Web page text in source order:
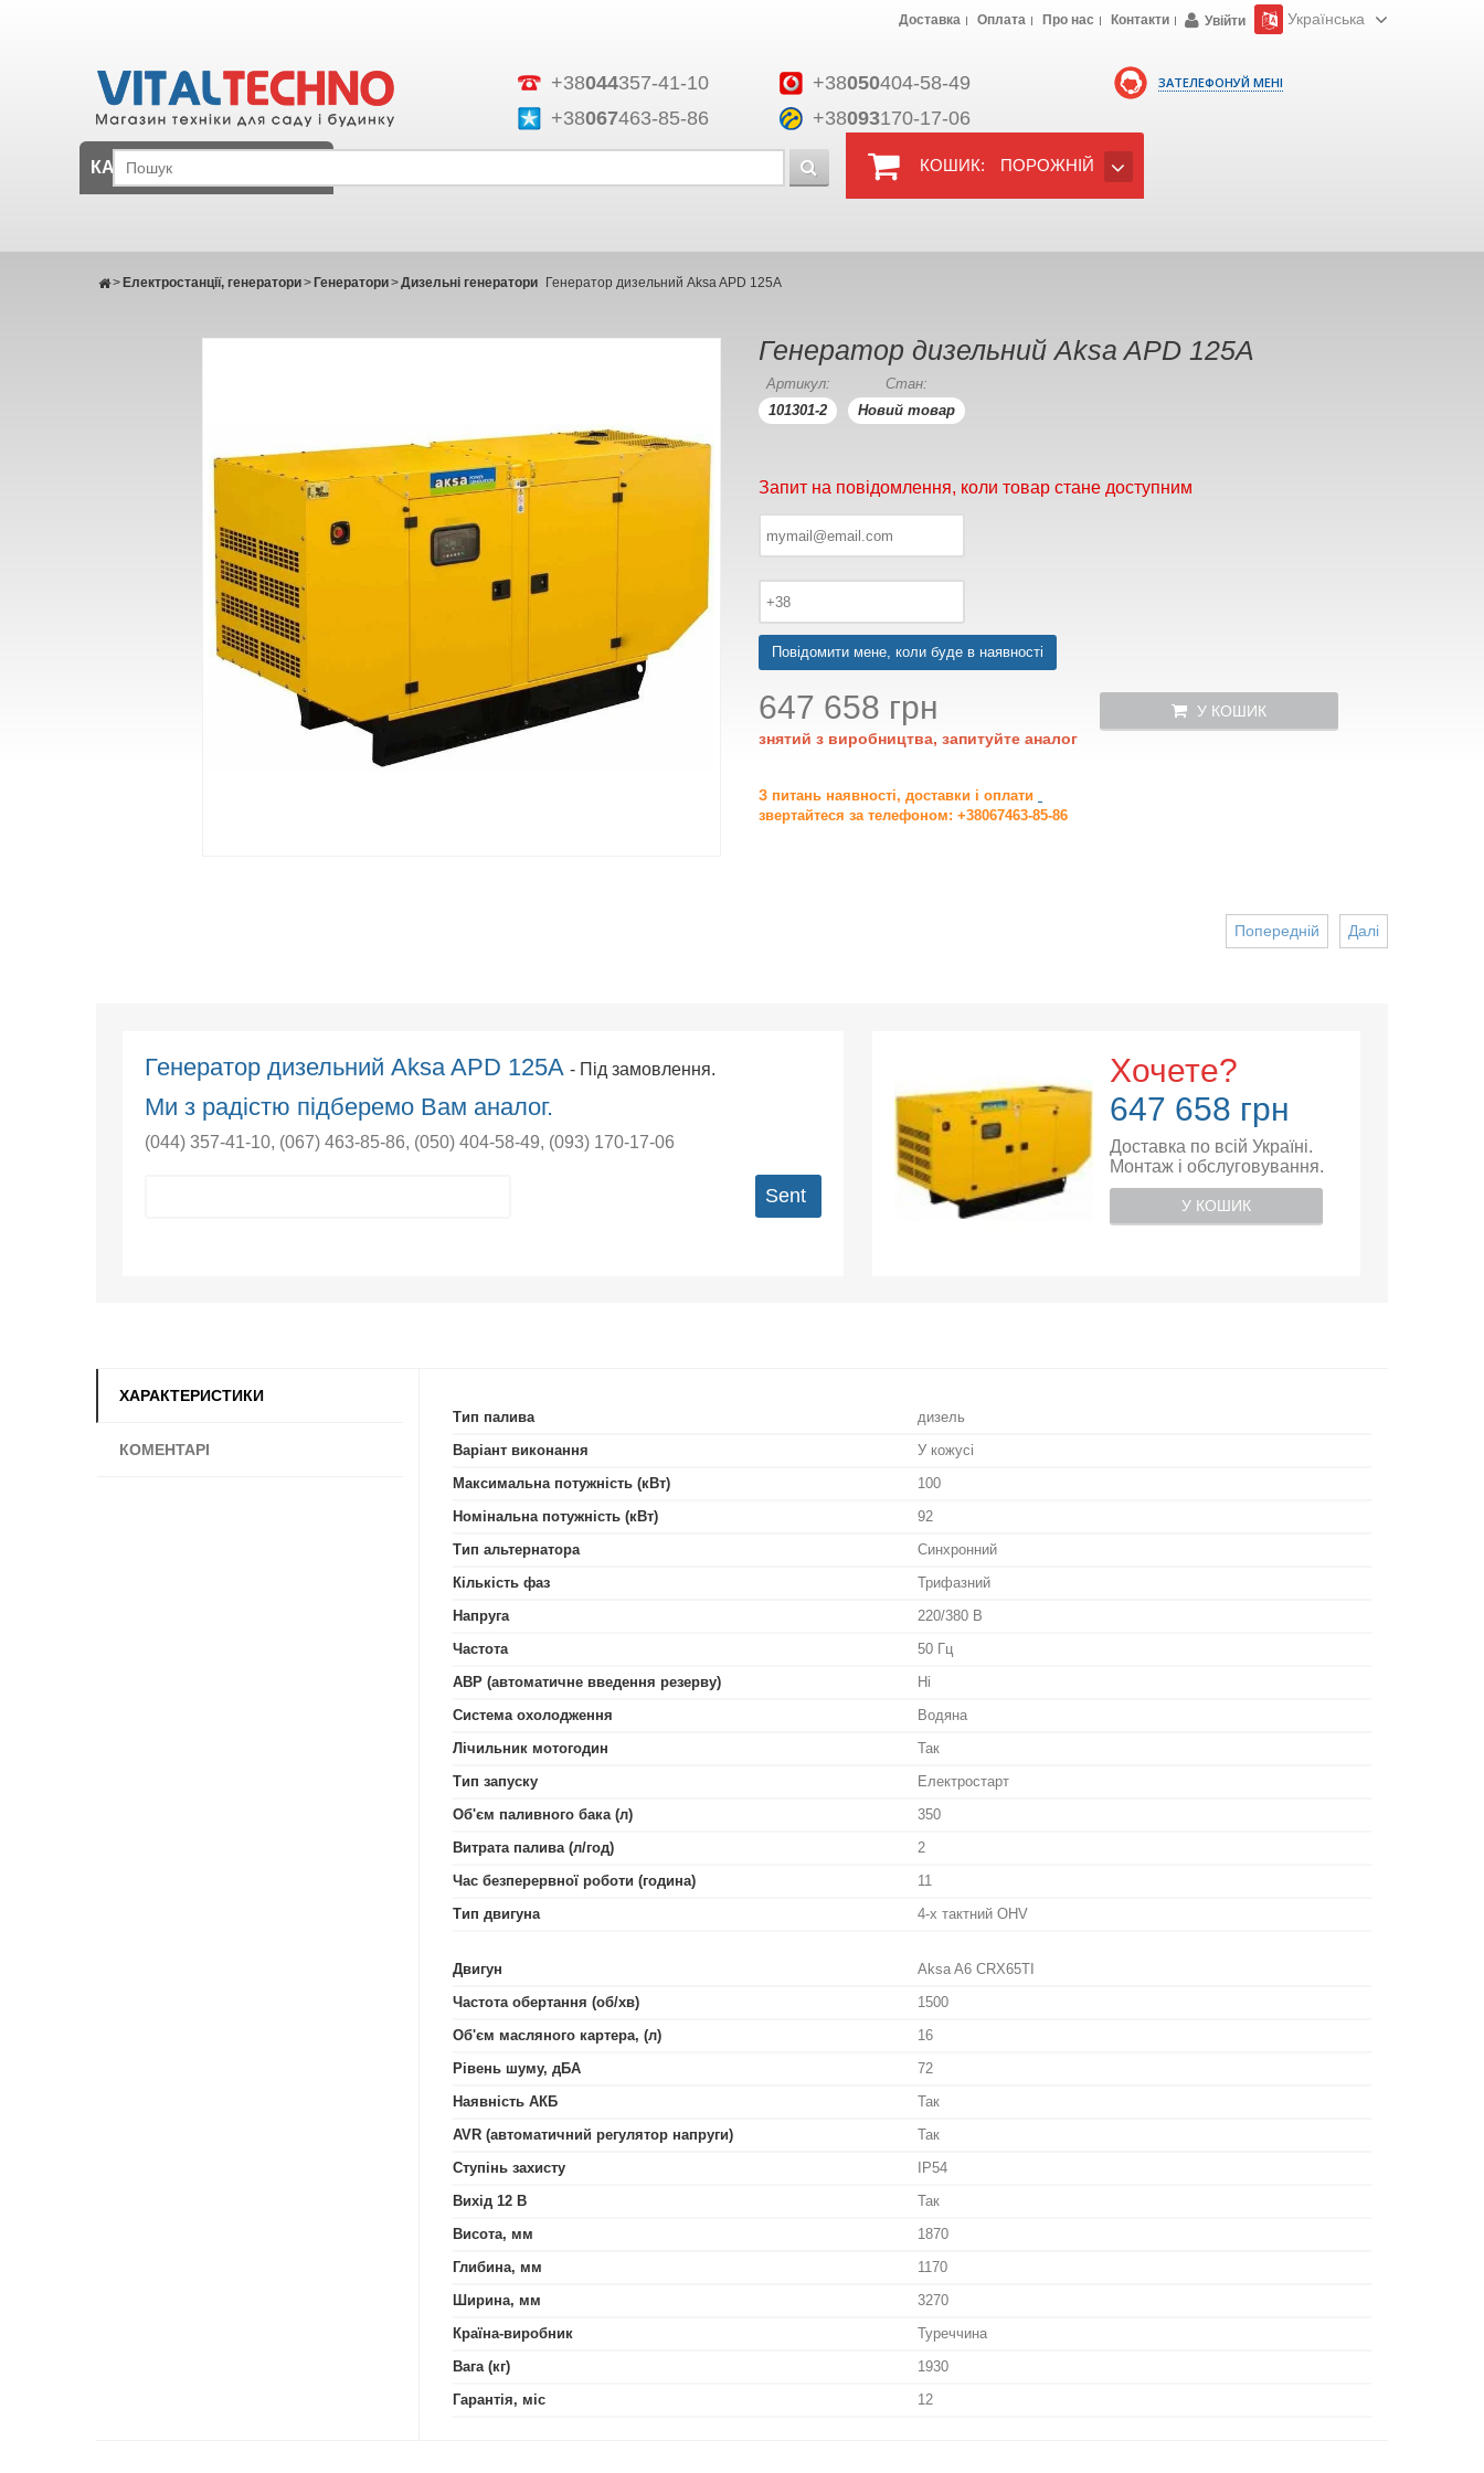
ЗАТЕЛЕФОНУЙ МЕНІ
+38044357-41-10 +38050404-58-49
+38067463-85-86 +38093170-17-06
Доставка Оплата Про нас Контакти Увійти Українська
КОШИК: ПОРОЖНІЙ
КАТАЛОГ
Електростанції, генератори
> Генератори
> Дизельні генератори
> Генератор дизельний Aksa APD 125A
Генератор дизельний Aksa APD 125A
Артикул:
101301-2
Стан:
Новий товар
Запит на повідомлення, коли товар стане доступним
Повідомити мене, коли буде в наявності
647 658 грн
знятий з виробництва, запитуйте аналог
У КОШИК
З питань наявності, доставки і оплати
звертайтеся за телефоном: +38067463-85-86
Далі
Попередній
Генератор дизельний Aksa APD 125A- Під замовлення.
Ми з радістю підберемо Вам аналог.
(044) 357-41-10, (067) 463-85-86, (050) 404-58-49, (093) 170-17-06
Sent
Хочете?
647 658 грн
Доставка по всій Україні.
Монтаж і обслуговування.
У КОШИК
ХАРАКТЕРИСТИКИ
КОМЕНТАРІ
Тип палива
дизель
Варіант виконання
У кожусі
Максимальна потужність (кВт)
100
Номінальна потужність (кВт)
92
Тип альтернатора
Синхронний
Кількість фаз
Трифазний
Напруга
220/380 В
Частота
50 Гц
АВР (автоматичне введення резерву)
Ні
Система охолодження
Водяна
Лічильник мотогодин
Так
Тип запуску
Електростарт
Об'єм паливного бака (л)
350
Витрата палива (л/год)
2
Час безперервної роботи (година)
11
Тип двигуна
4-х тактний OHV
Двигун
Aksa A6 CRX65TI
Частота обертання (об/хв)
1500
Об'єм масляного картера, (л)
16
Рівень шуму, дБА
72
Наявність АКБ
Так
AVR (автоматичний регулятор напруги)
Так
Ступінь захисту
IP54
Вихід 12 В
Так
Висота, мм
1870
Глибина, мм
1170
Ширина, мм
3270
Країна-виробник
Туреччина
Вага (кг)
1930
Гарантія, міс
12